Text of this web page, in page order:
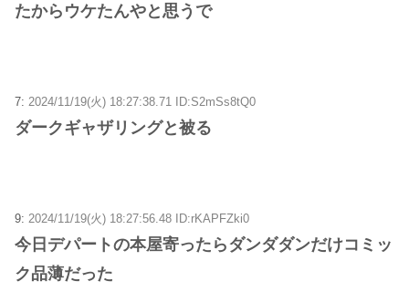
たからウケたんやと思うで
7: 2024/11/19(火) 18:27:38.71 ID:S2mSs8tQ0
ダークギャザリングと被る
9: 2024/11/19(火) 18:27:56.48 ID:rKAPFZki0
今日デパートの本屋寄ったらダンダダンだけコミッ
ク品薄だった